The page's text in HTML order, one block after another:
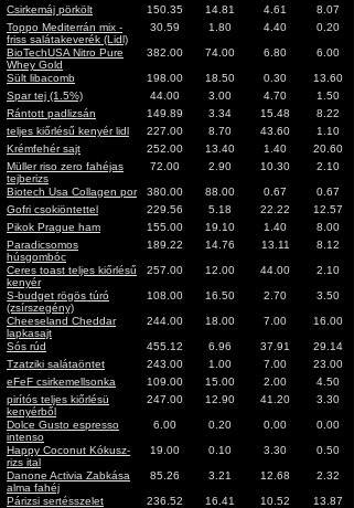
Csirkemáj pörkölt
150.35 14.81 4.61
8.07
Toppo Mediterrán mix -
friss salátakeverék (Lidl)
30.59 1.80 4.40 0.20
BioTechUSA Nitro Pure
Whey Gold
382.00 74.00 6.80 6.00
Sült libacomb 198.00 18.50 0.30
13.60
Spar tej (1.5%)
44.00 3.00 4.70
1.50
Rántott padlizsán
149.89 3.34 15.48
8.22
teljes kiőrlésű kenyér lidl
227.00 8.70 43.60
1.10
Krémfehér sajt
252.00 13.40 1.40
20.60
Müller riso zero fahéjas
tejberizs
72.00 2.90 10.30 2.10
Biotech Usa Collagen por 380.00 88.00 0.67
0.67
Gofri csokiöntettel
229.56 5.18 22.22
12.57
Pikok Prague ham
155.00 19.10 1.40
8.00
Paradicsomos
húsgombóc
189.22 14.76 13.11 8.12
Ceres toast teljes kiőrlésű
kenyér
257.00 12.00 44.00 2.10
S-budget rögös túró
(zsírszegény)
108.00 16.50 2.70 3.50
Cheeseland Cheddar
lapkasajt
244.00 18.00 7.00 16.00
Sós rúd 455.12 6.96 37.91
29.14
Tzatziki salátaöntet
243.00 1.00 7.00
23.00
eFeF csirkemellsonka
109.00 15.00 2.00
4.50
pirítós teljes kiőrlésü
kenyérből
247.00 12.90 41.20 3.30
Dolce Gusto espresso
intenso
6.00 0.20 0.00 0.00
Happy Coconut Kókusz-
rizs ital
19.00 0.10 3.30 0.50
Danone Activia Zabkása
alma fahéj
85.26 3.21 12.68 2.32
Párizsi sertésszelet 236.52 16.41 10.52
13.87